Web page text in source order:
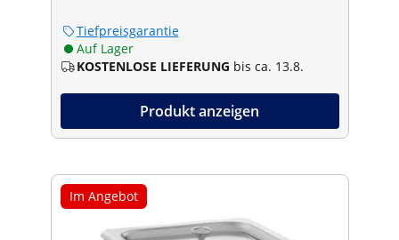
Tiefpreisgarantie
Auf Lager
KOSTENLOSE LIEFERUNG bis ca. 13.8.
Produkt anzeigen
Im Angebot